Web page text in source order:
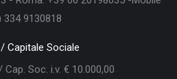
9130818
Capitale Sociale
Soc. i.v. € 10.000,00